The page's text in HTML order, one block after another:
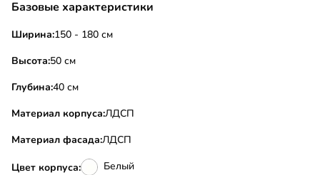
Базовые характеристики
Ширина:150 - 180 см
Высота:50 см
Глубина:40 см
Материал корпуса:ЛДСП
Материал фасада:ЛДСП
Цвет корпуса: Белый